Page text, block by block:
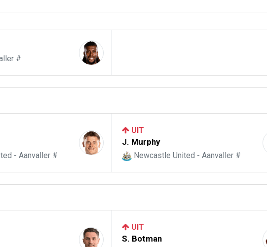
#
- Aanvaller #
UIT
J. Murphy
Newcastle United - Aanvaller #
UIT
S. Botman